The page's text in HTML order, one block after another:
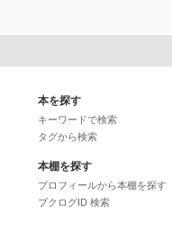
本を探す
キーワードで検索
タグから検索
本棚を探す
プロフィールから本棚を探す
ブクログID 検索